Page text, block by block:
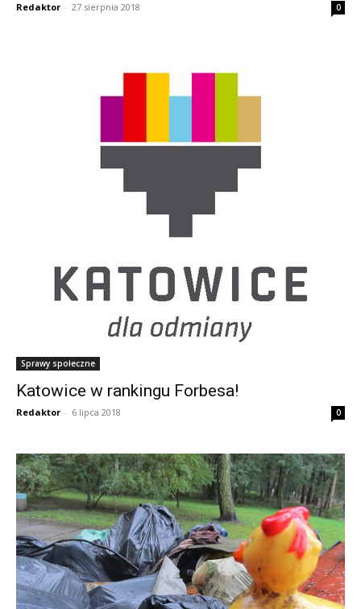
Redaktor - 27 sierpnia 2018 0
Sprawy społeczne
Katowice w rankingu Forbesa!
Redaktor - 6 lipca 2018 0